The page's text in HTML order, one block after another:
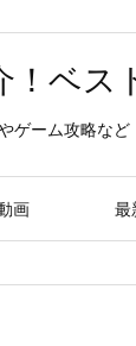
！ベス
ゲーム攻略な
画 最